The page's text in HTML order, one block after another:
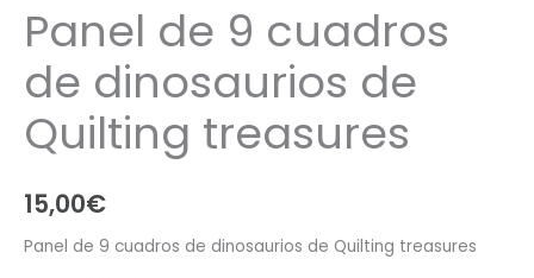
Panel de 9 cuadros
de dinosaurios de
Quilting treasures
15,00€
Panel de 9 cuadros de dinosaurios de Quilting treasures